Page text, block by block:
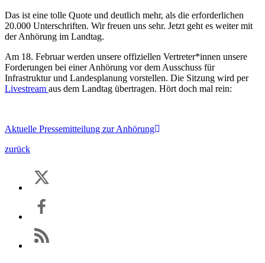
Das ist eine tolle Quote und deutlich mehr, als die erforderlichen
20.000 Unterschriften. Wir freuen uns sehr. Jetzt geht es weiter mit
der Anhörung im Landtag.
Am 18. Februar werden unsere offiziellen Vertreter*innen unsere
Forderungen bei einer Anhörung vor dem Ausschuss für
Infrastruktur und Landesplanung vorstellen. Die Sitzung wird per
Livestream aus dem Landtag übertragen. Hört doch mal rein:
Aktuelle Pressemitteilung zur Anhörung
zurück